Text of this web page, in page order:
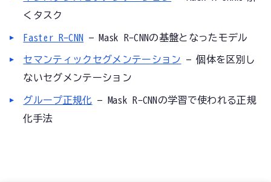
くタスク
Faster R-CNN — Mask R-CNNの基盤となったモデル
セマンティックセグメンテーション — 個体を区別し
ないセグメンテーション
グループ正規化
— Mask R-CNNの学習で使われる正規
化手法